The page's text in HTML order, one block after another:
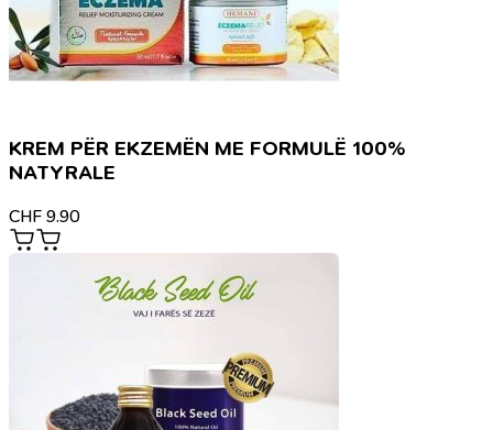
KREM PËR EKZEMËN ME FORMULË 100%
NATYRALE
CHF 9.90